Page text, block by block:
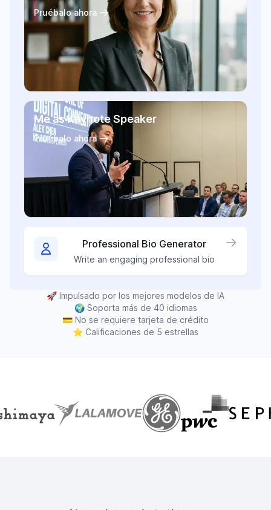
Pruébalo ahora
Me as Keynote Speaker
Pruébalo ahora
Professional Bio Generator
Write an engaging professional bio
🚀 Impulsado por los mejores modelos de IA
🌍 Soporta más de 40 idiomas
💳 No se requiere tarjeta de crédito
⭐ Calificaciones de 5 estrellas